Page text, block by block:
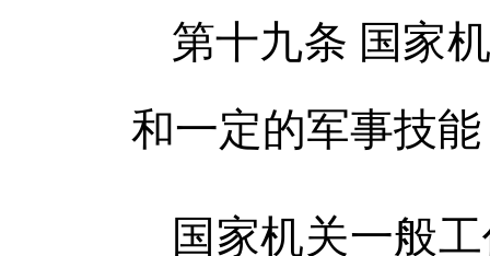
第十九条 国家
和一定的军事技
国家机关一般